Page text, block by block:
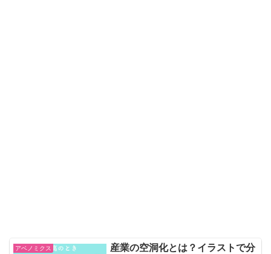
アベノミクス
産業の空洞化とは？イラストで分